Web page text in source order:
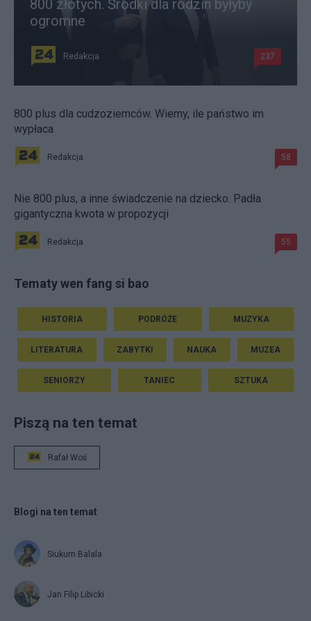
800 złotych. Środki dla rodzin byłyby
ogromne
Redakcja 237
800 plus dla cudzoziemców. Wiemy, ile państwo im
wypłaca
Redakcja 58
Nie 800 plus, a inne świadczenie na dziecko. Padła
gigantyczna kwota w propozycji
Redakcja 55
Tematy wen fang si bao
HISTORIA PODRÓŻE MUZYKA
LITERATURA ZABYTKI NAUKA MUZEA
SENIORZY TANIEC SZTUKA
Piszą na ten temat
Rafał Woś
Blogi na ten temat
Siukum Balala
Jan Filip Libicki